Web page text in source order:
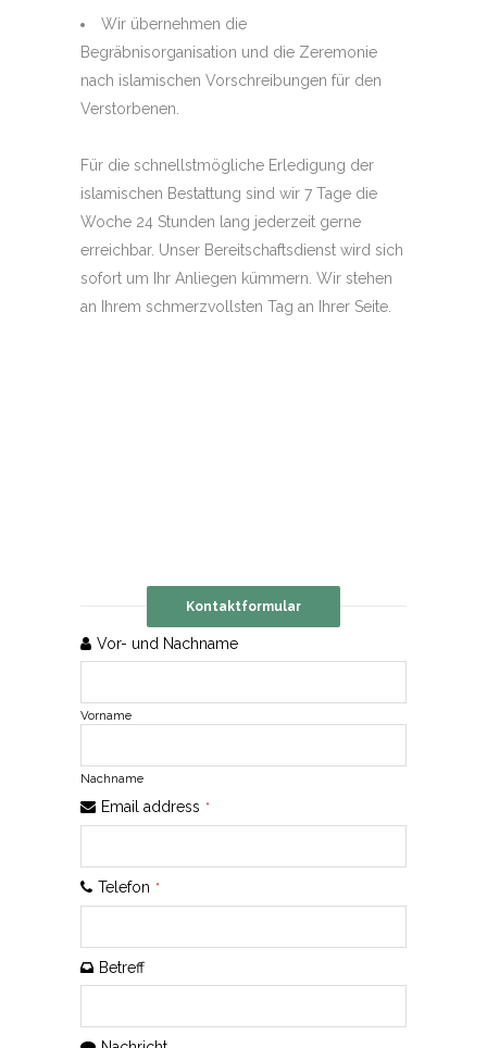
Wir übernehmen die
Begräbnisorganisation und die Zeremonie
nach islamischen Vorschreibungen für den
Verstorbenen.
Für die schnellstmögliche Erledigung der
islamischen Bestattung sind wir 7 Tage die
Woche 24 Stunden lang jederzeit gerne
erreichbar. Unser Bereitschaftsdienst wird sich
sofort um Ihr Anliegen kümmern. Wir stehen
an Ihrem schmerzvollsten Tag an Ihrer Seite.
Kontaktformular
Vor- und Nachname
Vorname
Nachname
Email address *
Telefon *
PhoneBetreff